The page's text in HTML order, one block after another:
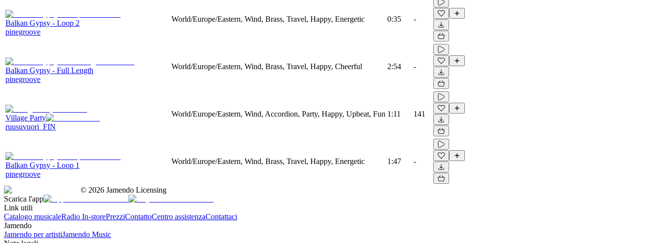
Balkan Gypsy - Loop 2
pinegroove
World/Europe/Eastern, Wind, Brass, Travel, Happy, Energetic 0:35 -
Balkan Gypsy - Full Length
pinegroove
World/Europe/Eastern, Wind, Brass, Travel, Happy, Cheerful 2:54 -
Village Party
ruusuvuori_FIN
World/Europe/Eastern, Wind, Accordion, Party, Happy, Upbeat, Fun 1:11 141
Balkan Gypsy - Loop 1
pinegroove
World/Europe/Eastern, Wind, Brass, Travel, Happy, Energetic 1:47 -
© 2026 Jamendo Licensing
Scarica l'app
Link utili
Catalogo musicaleRadio In-storePrezziContattoCentro assistenzaContattaci
Jamendo
Jamendo per artistiJamendo Music